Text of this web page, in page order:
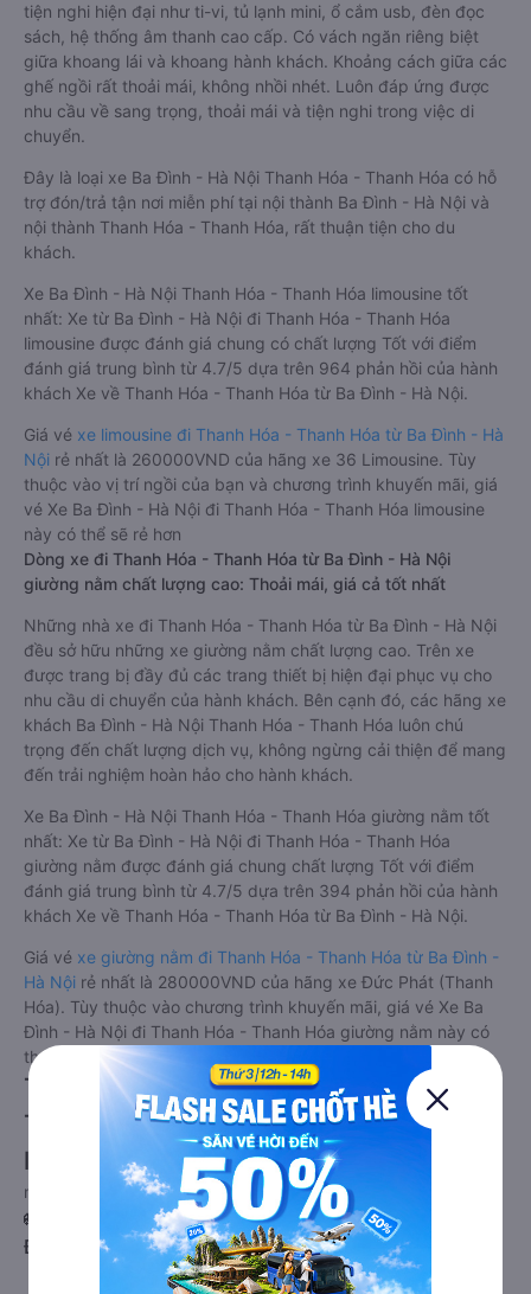
tiện nghi hiện đại như ti-vi, tủ lạnh mini, ổ cắm usb, đèn đọc
sách, hệ thống âm thanh cao cấp. Có vách ngăn riêng biệt
giữa khoang lái và khoang hành khách. Khoảng cách giữa các
ghế ngồi rất thoải mái, không nhồi nhét. Luôn đáp ứng được
nhu cầu về sang trọng, thoải mái và tiện nghi trong việc di
chuyển.
Đây là loại xe Ba Đình - Hà Nội Thanh Hóa - Thanh Hóa có hỗ
trợ đón/trả tận nơi miễn phí tại nội thành Ba Đình - Hà Nội và
nội thành Thanh Hóa - Thanh Hóa, rất thuận tiện cho du
khách.
Xe Ba Đình - Hà Nội Thanh Hóa - Thanh Hóa limousine tốt
nhất: Xe từ Ba Đình - Hà Nội đi Thanh Hóa - Thanh Hóa
limousine được đánh giá chung có chất lượng Tốt với điểm
đánh giá trung bình từ 4.7/5 dựa trên 964 phản hồi của hành
khách Xe về Thanh Hóa - Thanh Hóa từ Ba Đình - Hà Nội.
Giá vé xe limousine đi Thanh Hóa - Thanh Hóa từ Ba Đình - Hà
Nội rẻ nhất là 260000VND của hãng xe 36 Limousine. Tùy
thuộc vào vị trí ngồi của bạn và chương trình khuyến mãi, giá
vé Xe Ba Đình - Hà Nội đi Thanh Hóa - Thanh Hóa limousine
này có thể sẽ rẻ hơn
Dòng xe đi Thanh Hóa - Thanh Hóa từ Ba Đình - Hà Nội
giường nằm chất lượng cao: Thoải mái, giá cả tốt nhất
Những nhà xe đi Thanh Hóa - Thanh Hóa từ Ba Đình - Hà Nội
đều sở hữu những xe giường nằm chất lượng cao. Trên xe
được trang bị đầy đủ các trang thiết bị hiện đại phục vụ cho
nhu cầu di chuyển của hành khách. Bên cạnh đó, các hãng xe
khách Ba Đình - Hà Nội Thanh Hóa - Thanh Hóa luôn chú
trọng đến chất lượng dịch vụ, không ngừng cải thiện để mang
đến trải nghiệm hoàn hảo cho hành khách.
Xe Ba Đình - Hà Nội Thanh Hóa - Thanh Hóa giường nằm tốt
nhất: Xe từ Ba Đình - Hà Nội đi Thanh Hóa - Thanh Hóa
giường nằm được đánh giá chung chất lượng Tốt với điểm
đánh giá trung bình từ 4.7/5 dựa trên 394 phản hồi của hành
khách Xe về Thanh Hóa - Thanh Hóa từ Ba Đình - Hà Nội.
Giá vé xe giường nằm đi Thanh Hóa - Thanh Hóa từ Ba Đình -
Hà Nội rẻ nhất là 280000VND của hãng xe Đức Phát (Thanh
Hóa). Tùy thuộc vào chương trình khuyến mãi, giá vé Xe Ba
Đình - Hà Nội đi Thanh Hóa - Thanh Hóa giường nằm này có
thể sẽ rẻ hơn.
Tư vấn TOP 2 xe khách đi Thanh Hóa -
Thanh Hóa từ Ba Đình - Hà Nội chất
lượng cao, uy tín, giá rẻ nhất 08/2026
null
🚌 1. Xe 36 Limousine khởi hành tại Kiot 10.N5 KĐT
Đồng Tàu (Văn phòng Đồng Tàu)
a. Giới thiệu xe 36 Limousine